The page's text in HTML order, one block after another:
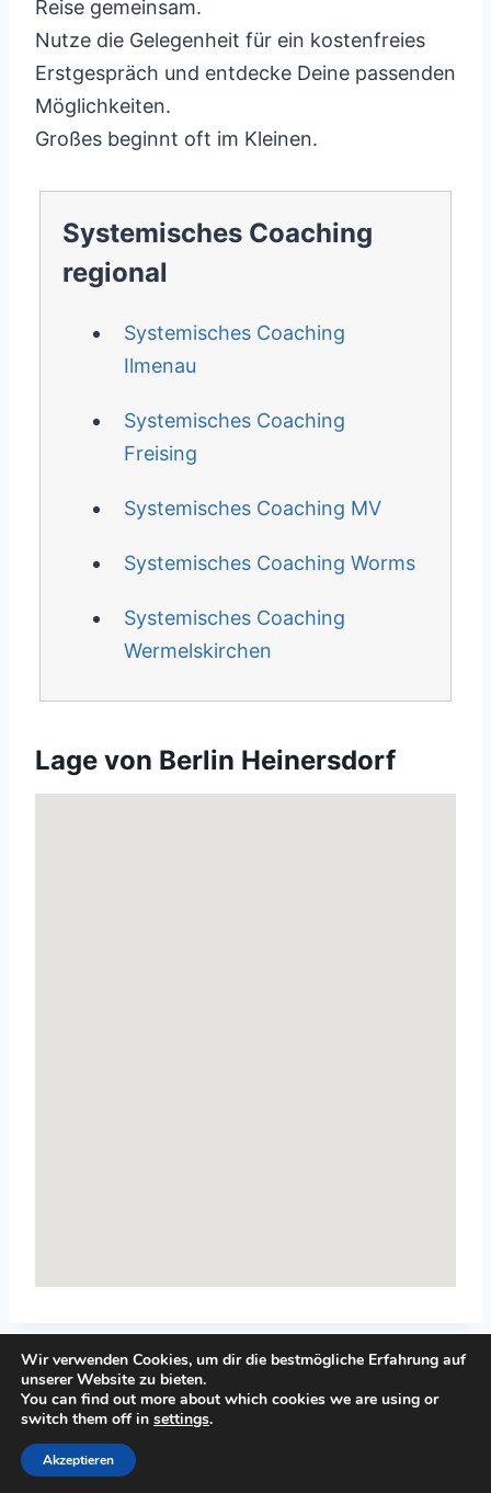
Reise gemeinsam.
Nutze die Gelegenheit für ein kostenfreies
Erstgespräch und entdecke Deine passenden
Möglichkeiten.
Großes beginnt oft im Kleinen.
Systemisches Coaching
regional
Systemisches Coaching
Ilmenau
Systemisches Coaching
Freising
Systemisches Coaching MV
Systemisches Coaching Worms
Systemisches Coaching
Wermelskirchen
Lage von Berlin Heinersdorf
© 2026 Top-Systemisches-Coaching.de
Wir verwenden Cookies, um dir die bestmögliche Erfahrung auf
unserer Website zu bieten.
You can find out more about which cookies we are using or
switch them off in settings.
Akzeptieren